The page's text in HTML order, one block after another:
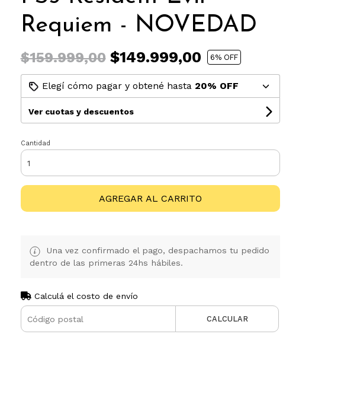
Requiem - NOVEDAD
$159.999,00$149.999,00 6% OFF
Elegí cómo pagar y obtené hasta 20% OFF
Ver cuotas y descuentos
Cantidad
AGREGAR AL CARRITO
Una vez confirmado el pago, despachamos tu pedido
dentro de las primeras 24hs hábiles.
Calculá el costo de envío
CALCULAR